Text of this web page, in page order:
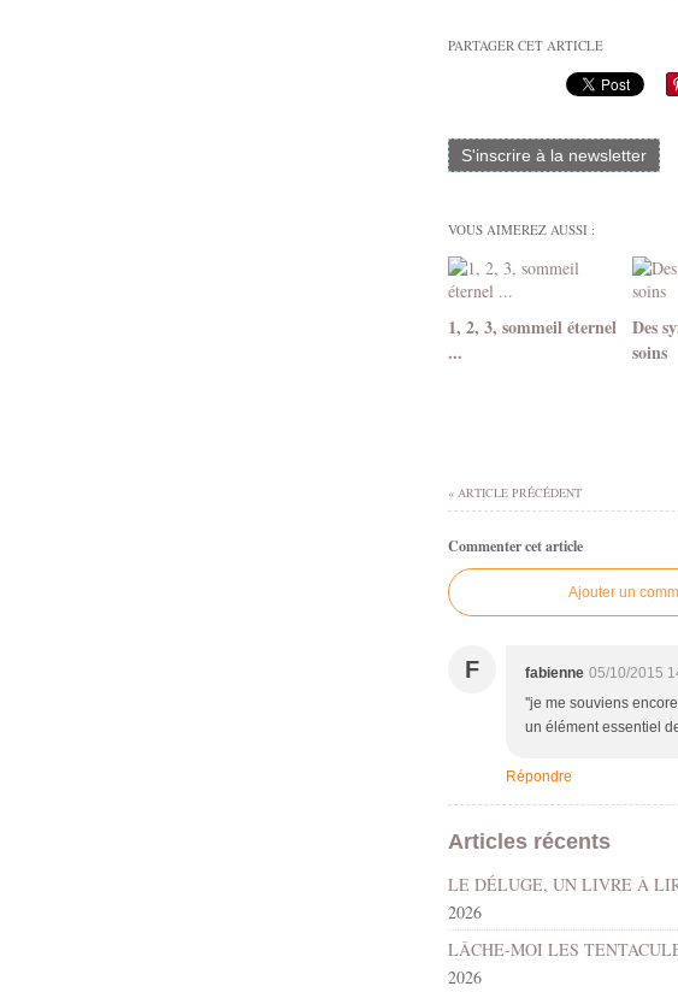
PARTAGER CET ARTICLE
S'inscrire à la newsletter
VOUS AIMEREZ AUSSI :
1, 2, 3, sommeil éternel
...
Des
soins
« ARTICLE PRÉCÉDENT
Commenter cet article
Ajouter un
F fabienne 05/10/2015
''je me souviens
un élément essentiel
Répondre
Articles récents
2026
2026